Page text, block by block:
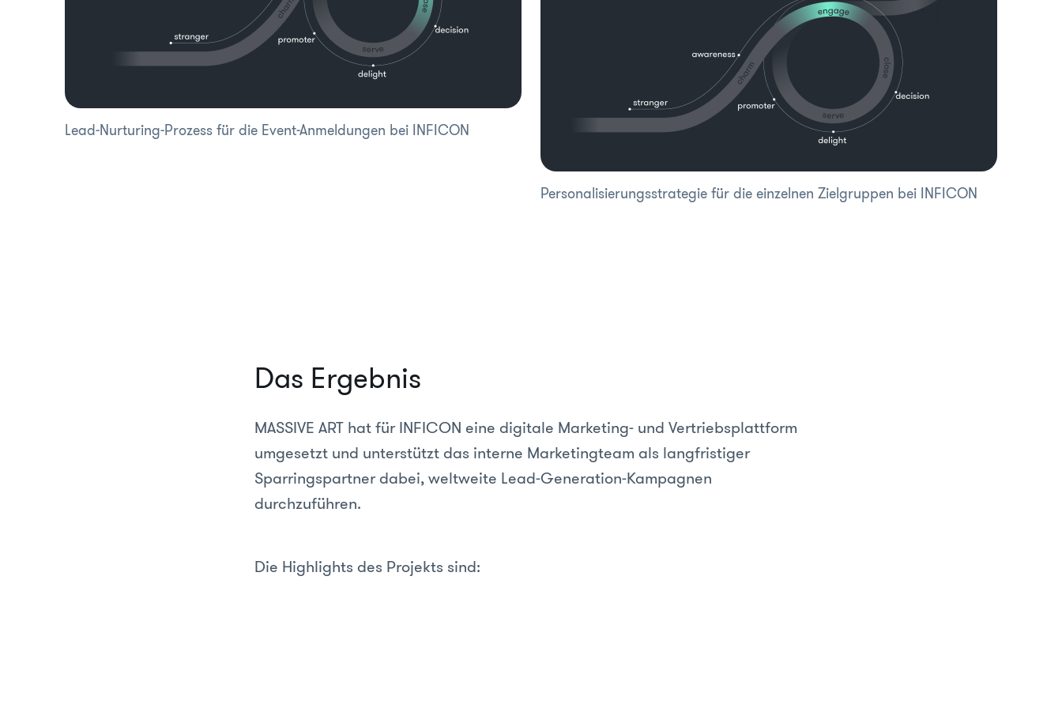
Lead-Nurturing-Prozess für die Event-Anmeldungen bei INFICON
Personalisierungsstrategie für die einzelnen Zielgruppen bei INFICON
Das Ergebnis
MASSIVE ART hat für INFICON eine digitale Marketing- und Vertriebsplattform
umgesetzt und unterstützt das interne Marketingteam als langfristiger
Sparringspartner dabei, weltweite Lead-Generation-Kampagnen
durchzuführen.
Die Highlights des Projekts sind: